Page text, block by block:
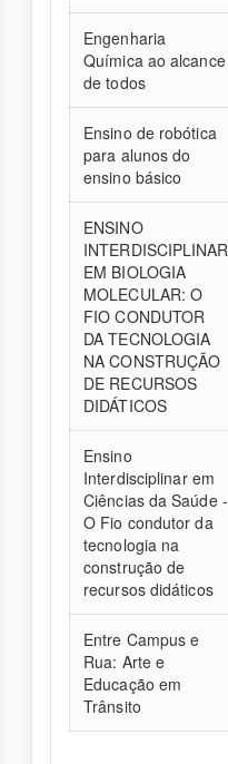
Engenharia
Química ao alcance
de todos
Ensino de robótica
para alunos do
ensino básico
ENSINO
INTERDISCIPLINAR
EM BIOLOGIA
MOLECULAR: O
FIO CONDUTOR
DA TECNOLOGIA
NA CONSTRUÇÃO
DE RECURSOS
DIDÁTICOS
Ensino
Interdisciplinar em
Ciências da Saúde -
O Fio condutor da
tecnologia na
construção de
recursos didáticos
Entre Campus e
Rua: Arte e
Educação em
Trânsito